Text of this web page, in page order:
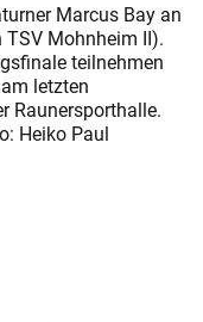
Marcus Bay an
TSV Mohnheim II).
teilnehmen
letzten
Raunersporthalle.
Heiko Paul